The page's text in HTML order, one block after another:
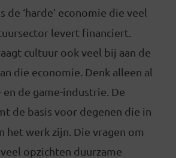
de ‘harde’ economie die veel
levert financiert.
cultuur ook veel bij aan de
die economie. Denk alleen al
en de game-industrie. De
de basis voor degenen die in
het werk zijn. Die vragen om
opzichten duurzame